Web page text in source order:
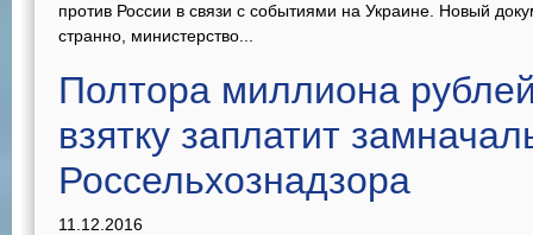
против России в связи с событиями на Украине. Новый
странно, министерство...
Полтора миллиона
взятку заплатит
Россельхознадзора
11.12.2016